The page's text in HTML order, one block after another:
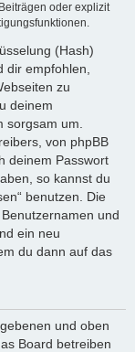
oder explizit
(Hash)
dir empfohlen,
zu
deinem
sorgsam um.
von phpBB
deinem Passwort
so kannst du
benutzen. Die
und
ein neu
du dann auf das
und oben
Board betreiben